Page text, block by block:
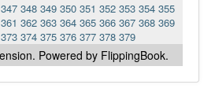
347 348 349 350 351 352 353 354 355
361 362 363 364 365 366 367 368 369
373 374 375 376 377 378 379
Powered by FlippingBook.